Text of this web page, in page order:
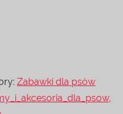
Zabawki dla psów
,